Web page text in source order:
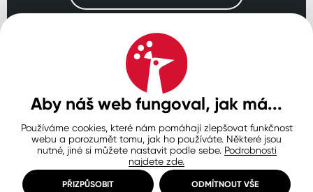
Navštivte naše pobočky
SLOVENSKO POLSKO
Ochrana osobních údajů
Zásady používání souborů cookie
Nastavení cookies
© Copyright 2026 COLORLAK
Created by inCUBE
Aby náš web fungoval, jak má...
Používáme cookies, které nám pomáhají zlepšovat funkčnost
webu a porozumět tomu, jak ho používáte. Některé jsou
nutné, jiné si můžete nastavit podle sebe. Podrobnosti
najdete zde.
PŘIZPŮSOBIT ODMÍTNOUT VŠE